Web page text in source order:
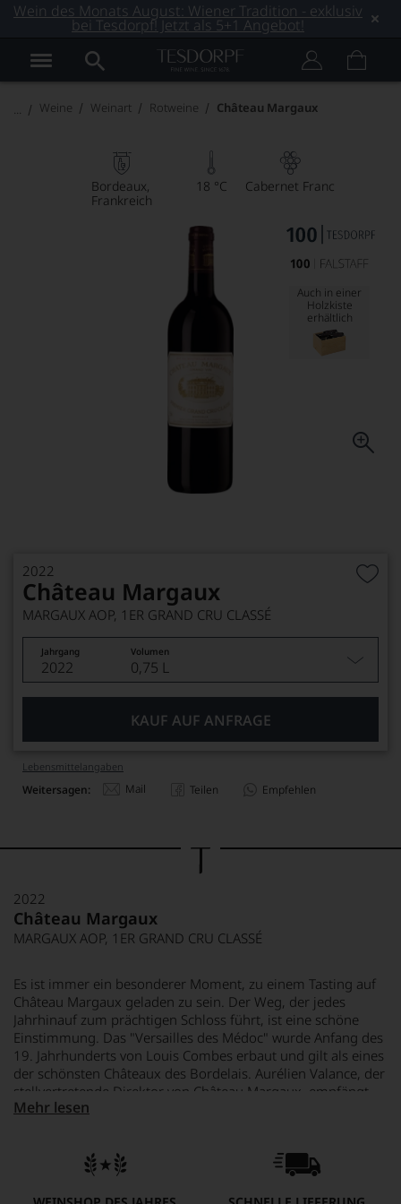
Wein des Monats August: Wiener Tradition - exklusiv
bei Tesdorpf! Jetzt als 5+1 Angebot!
Weine Weinart Rotweine Château Margaux
Bordeaux
Frankreich
18 °C Cabernet Franc
Auch in einer
Holzkiste
erhältlich
2022
Château Margaux
MARGAUX AOP, 1ER GRAND CRU CLASSÉ
Jahrgang Volumen
2022 0,75 L
KAUF AUF ANFRAGE
Lebensmittel­angaben
Weitersagen: Mail Teilen Empfehlen
2022
Château Margaux
MARGAUX AOP, 1ER GRAND CRU CLASSÉ
Es ist immer ein besonderer Moment, zu einem Tasting auf
Château Margaux geladen zu sein. Der Weg, der jedes
Jahrhinauf zum prächtigen Schloss führt, ist eine schöne
Einstimmung. Das "Versailles des Médoc" wurde Anfang des
19. Jahrhunderts von Louis Combes erbaut und gilt als eines
der schönsten Châteaux des Bordelais. Aurélien Valance, der
stellvertretende Direktor von Château Margaux, empfängt
uns im großen Verkostungsraum über dem neuen
Trockenheit die Trauben, in einem durchschnittlichen Jahr
werden aus einem Kilo Trauben etwa ein Dreiviertelliter Wein
gemacht, in diesem Jahr aus 1 kg Trauben nur 0,55 Liter
Mehr lesen